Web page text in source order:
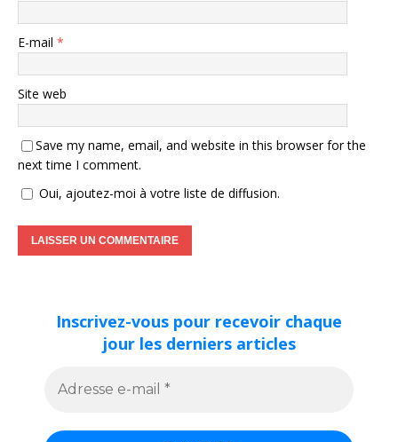
E-mail *
Site web
Save my name, email, and website in this browser for the
next time I comment.
Oui, ajoutez-moi à votre liste de diffusion.
Inscrivez-vous pour recevoir chaque
jour les derniers articles